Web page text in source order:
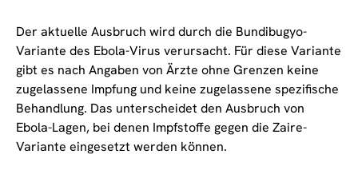
Der aktuelle Ausbruch wird durch die Bundibugyo-
Variante des Ebola-Virus verursacht. Für diese Variante
gibt es nach Angaben von Ärzte ohne Grenzen keine
zugelassene Impfung und keine zugelassene spezifische
Behandlung. Das unterscheidet den Ausbruch von
Ebola-Lagen, bei denen Impfstoffe gegen die Zaire-
Variante eingesetzt werden können.